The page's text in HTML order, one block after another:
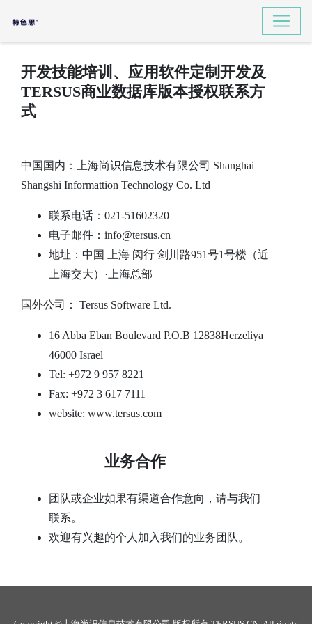
开发技能培训、应用软件定制开发及
TERSUS商业数据库版本授权联系方
式
中国国内：上海尚识信息技术有限公司 Shanghai
Shangshi Informattion Technology Co. Ltd
联系电话：021-51602320
电子邮件：info@tersus.cn
地址：中国 上海 闵行 剑川路951号1号楼（近
上海交大）·上海总部
国外公司： Tersus Software Ltd.
16 Abba Eban Boulevard P.O.B 12838Herzeliya
46000 Israel
Tel: +972 9 957 8221
Fax: +972 3 617 7111
website: www.tersus.com
业务合作
团队或企业如果有渠道合作意向，请与我们
联系。
欢迎有兴趣的个人加入我们的业务团队。